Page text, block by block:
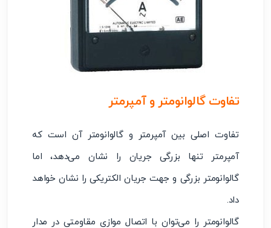
تفاوت گالوانومتر و آمپرمتر
تفاوت اصلی بین آمپرمتر و گالوانومتر آن است که
آمپرمتر تنها بزرگی جریان را نشان می‌دهد، اما
گالوانومتر بزرگی و جهت جریان الکتریکی را نشان خواهد
داد.
گالوانومتر را می‌توان با اتصال موازی مقاومتی در مدار